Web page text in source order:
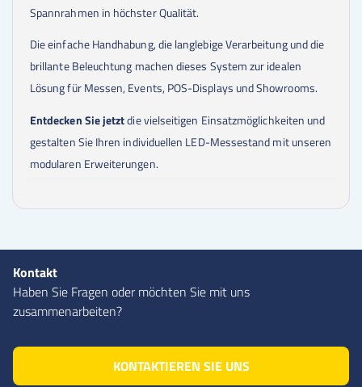
Spannrahmen in höchster Qualität.
Die einfache Handhabung, die langlebige Verarbeitung und die
brillante Beleuchtung machen dieses System zur idealen
Lösung für Messen, Events, POS-Displays und Showrooms.
Entdecken Sie jetztdie vielseitigen Einsatzmöglichkeiten und
gestalten Sie Ihren individuellen LED-Messestand mit unseren
modularen Erweiterungen.
Kontakt
Haben Sie Fragen oder möchten Sie mit uns
zusammenarbeiten?
KONTAKTIEREN SIE UNS